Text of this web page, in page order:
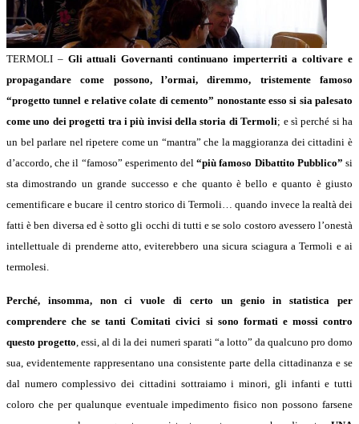
TERMOLI – Gli attuali Governanti continuano imperterriti a coltivare e
propagandare come possono, l’ormai, diremmo, tristemente famoso
“progetto tunnel e relative colate di cemento” nonostante esso si sia palesato
come uno dei progetti tra i più invisi della storia di Termoli; e sì perché si ha
un bel parlare nel ripetere come un “mantra” che la maggioranza dei cittadini è
d’accordo, che il “famoso” esperimento del“più famoso Dibattito Pubblico” si
sta dimostrando un grande successo e che quanto è bello e quanto è giusto
cementificare e bucare il centro storico di Termoli… quando invece la realtà dei
fatti è ben diversa ed è sotto gli occhi di tutti e se solo costoro avessero l’onestà
intellettuale di prenderne atto, eviterebbero una sicura sciagura a Termoli e ai
termolesi.
Perché, insomma, non ci vuole di certo un genio in statistica per
comprendere che se tanti Comitati civici si sono formati e mossi contro
questo progetto , essi, al di la dei numeri sparati “a lotto” da qualcuno pro domo
sua, evidentemente rappresentano una consistente parte della cittadinanza e se
dal numero complessivo dei cittadini sottraiamo i minori, gli infanti e tutti
coloro che per qualunque eventuale impedimento fisico non possono farsene